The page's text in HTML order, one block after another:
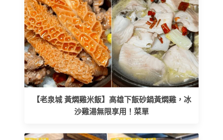
【老泉城 黃燜雞米飯】高雄下飯砂鍋黃燜雞，冰
沙雞湯無限享用！菜單